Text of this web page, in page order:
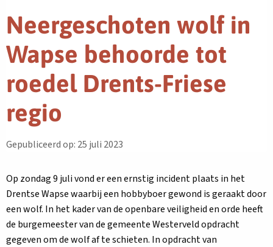
Neergeschoten wolf in
Wapse behoorde tot
roedel Drents-Friese
regio
Gepubliceerd op: 25 juli 2023
Op zondag 9 juli vond er een ernstig incident plaats in het
Drentse Wapse waarbij een hobbyboer gewond is geraakt door
een wolf. In het kader van de openbare veiligheid en orde heeft
de burgemeester van de gemeente Westerveld opdracht
gegeven om de wolf af te schieten. In opdracht van